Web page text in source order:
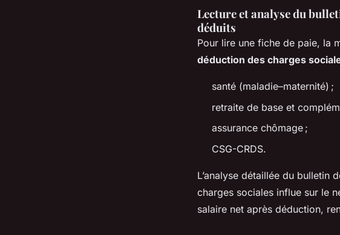
Lecture et analyse du
déduits
Pour lire une fiche de paie, la
déduction des charges
santé (maladie–maternité) ;
retraite de base et
assurance chômage ;
CSG-CRDS.
L’analyse détaillée du bulletin
charges sociales influe sur le
salaire net après déduction,